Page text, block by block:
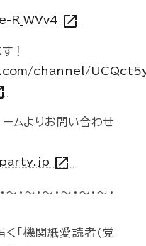
open_in_new
！
channel/
ムよりお問い合わせ
open_in_new
～・～・～・～・～・～・
「機関紙愛読者(党